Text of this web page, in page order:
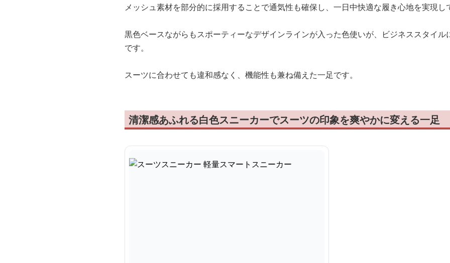
メッシュ素材を部分的に採用することで通気性も確保し、一日中快適な履き心地を実現し
黒色ベースながらもスポーティーなデザインラインが入った色使いが、ビジネススタイル
です。
スーツに合わせても違和感なく、機能性も兼ね備えた一足です。
清潔感あふれる白色スニーカーでスーツの印象を爽やかに変える一足